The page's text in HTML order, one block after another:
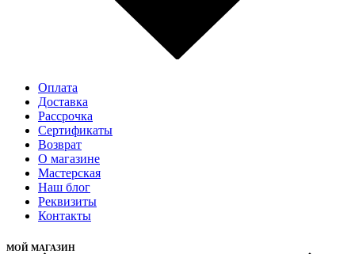
Оплата
Доставка
Рассрочка
Cертификаты
Возврат
О магазине
Мастерская
Наш блог
Реквизиты
Контакты
МОЙ МАГАЗИН